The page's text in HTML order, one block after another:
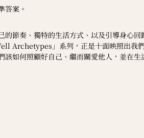
答案。
的節奏、獨特的生活方式、以及引導身心回
Archetypes」系列，正是十面映照出我
該如何照顧好自己、繼而關愛他人，並在生